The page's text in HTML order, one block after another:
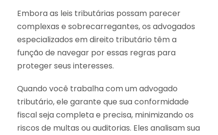
Embora as leis tributárias possam parecer
complexas e sobrecarregantes, os advogados
especializados em direito tributário têm a
função de navegar por essas regras para
proteger seus interesses.
Quando você trabalha com um advogado
tributário, ele garante que sua conformidade
fiscal seja completa e precisa, minimizando os
riscos de multas ou auditorias. Eles analisam sua